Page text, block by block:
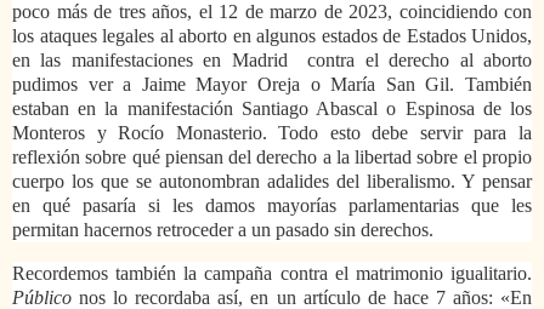
poco más de tres años, el 12 de marzo de 2023, coincidiendo con
los ataques legales al aborto en algunos estados de Estados Unidos,
en las manifestaciones en Madrid contra el derecho al aborto
pudimos ver a Jaime Mayor Oreja o María San Gil. También
estaban en la manifestación Santiago Abascal o Espinosa de los
Monteros y Rocío Monasterio. Todo esto debe servir para la
reflexión sobre qué piensan del derecho a la libertad sobre el propio
cuerpo los que se autonombran adalides del liberalismo. Y pensar
en qué pasaría si les damos mayorías parlamentarias que les
permitan hacernos retroceder a un pasado sin derechos.
Recordemos también la campaña contra el matrimonio igualitario.
Público nos lo recordaba así, en un artículo de hace 7 años: «En